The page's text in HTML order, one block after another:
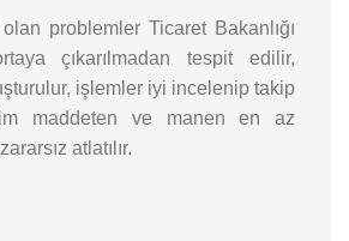
problemler Ticaret Bakanlığı
çıkarılmadan tespit edilir,
işlemler iyi incelenip takip
maddeten ve manen en az
atlatılır.